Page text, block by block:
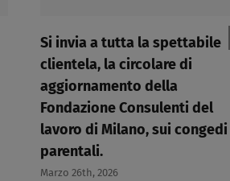
Si invia a tutta la spettabile
clientela, la circolare di
aggiornamento della
Fondazione Consulenti del
lavoro di Milano, sui congedi
parentali.​
Marzo 26th, 2026